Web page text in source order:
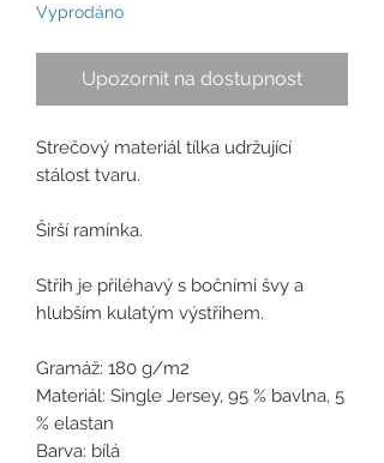
Vyprodáno
Upozornit na dostupnost
Strečový materiál tílka udržující
stálost tvaru.
Širší ramínka.
Střih je přiléhavý s bočními švy a
hlubším kulatým výstřihem.
Gramáž: 180 g/m2
Materiál: Single Jersey, 95 % bavlna, 5
% elastan
Barva: bílá